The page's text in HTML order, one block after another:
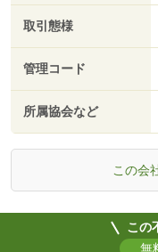
取引態様
管理コード
所属協会など
この会
この
無